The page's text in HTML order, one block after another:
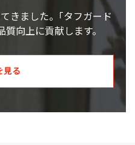
きました。｢タフガード
向上に貢献します。
見る